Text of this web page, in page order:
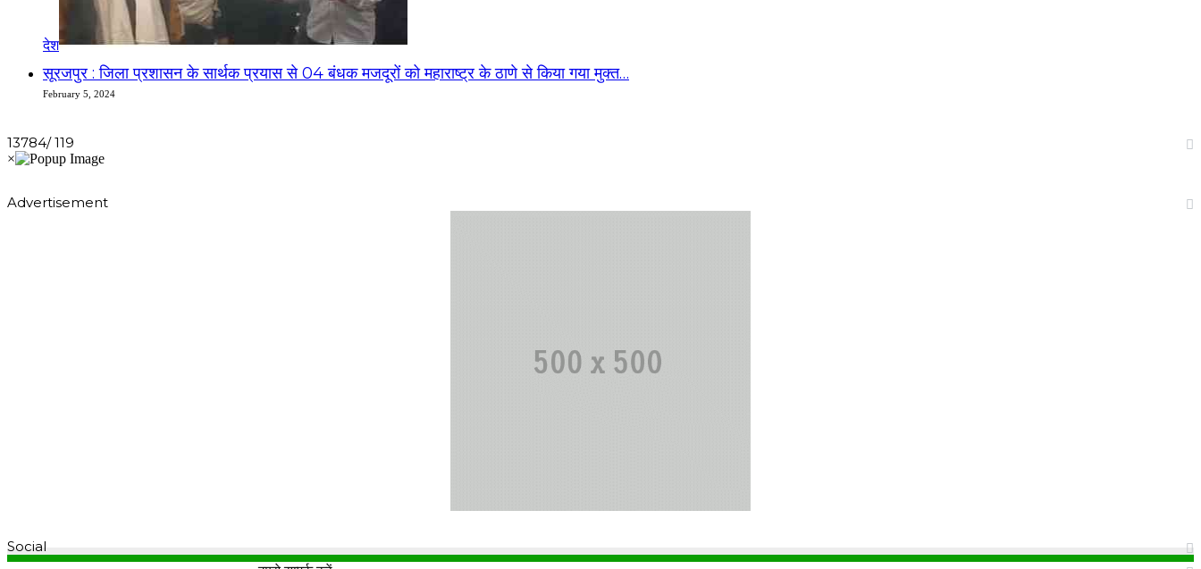
देश
सूरजपुर : जिला प्रशासन के सार्थक प्रयास से 04 बंधक मजदूरों को महाराष्ट्र के ठाणे से किया गया मुक्त…
February 5, 2024
13784/ 119
Advertisement
Social